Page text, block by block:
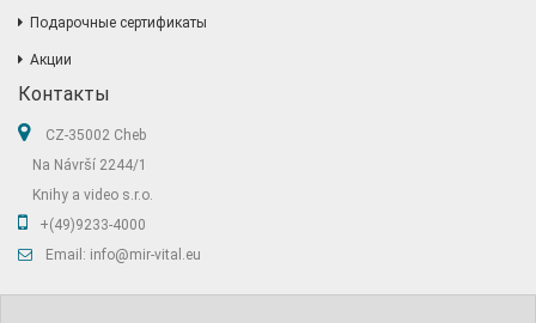
Подарочные сертификаты
Акции
Контакты
CZ-35002 Cheb
Na Návrší 2244/1
Knihy a video s.r.o.
+(49)9233-4000
Email: info@mir-vital.eu